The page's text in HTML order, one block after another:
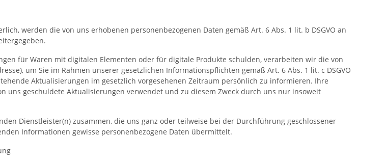
werden die von uns erhobenen personenbezogenen Daten gemäß Art. 6 Abs. 1 lit. b DSGVO an
für Waren mit digitalen Elementen oder für digitale Produkte schulden, verarbeiten wir die von
um Sie im Rahmen unserer gesetzlichen Informationspflichten gemäß Art. 6 Abs. 1 lit. c DSGVO
Aktualisierungen im gesetzlich vorgesehenen Zeitraum persönlich zu informieren. Ihre
geschuldete Aktualisierungen verwendet und zu diesem Zweck durch uns nur insoweit
Dienstleister(n) zusammen, die uns ganz oder teilweise bei der Durchführung geschlossener
Informationen gewisse personenbezogene Daten übermittelt.